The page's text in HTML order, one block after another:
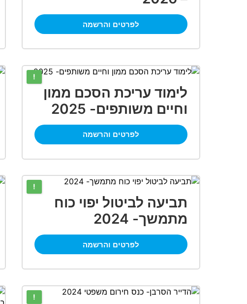
לפרטים והרשמה
!
לימוד עריכת הסכם ממון
וחיים משותפים- 2025
לפרטים והרשמה
!
תביעה לביטול יפוי כוח
מתמשך- 2024
לפרטים והרשמה
!